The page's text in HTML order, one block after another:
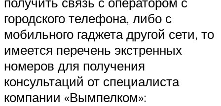
городского телефона, либо с
мобильного гаджета другой сети, то
имеется перечень экстренных
номеров для получения
консультаций от специалиста
компании «Вымпелком»: